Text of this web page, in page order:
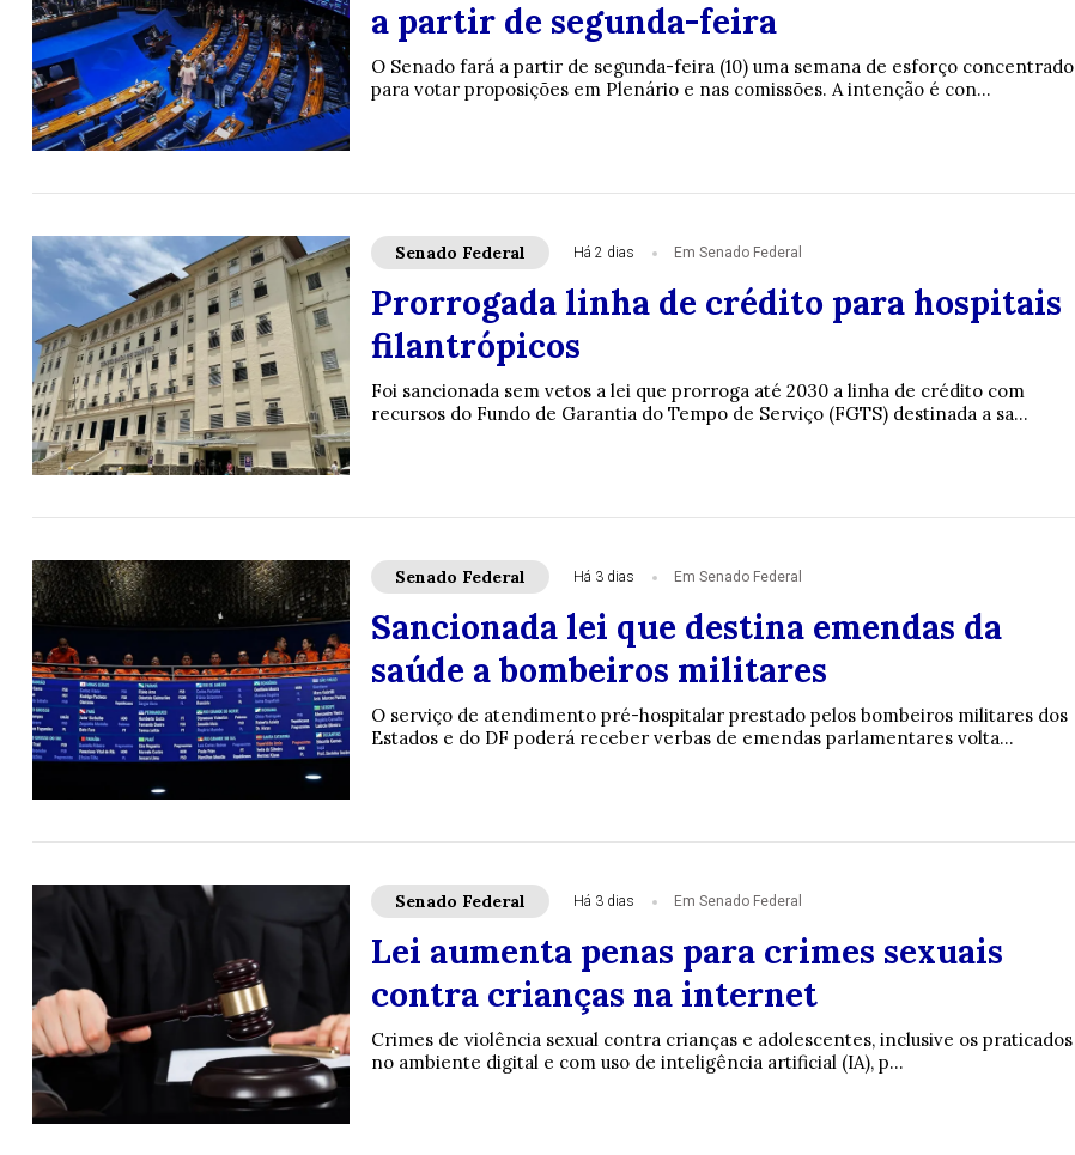
a partir de segunda-feira
O Senado fará a partir de segunda-feira (10) uma semana de esforço concentrado
para votar proposições em Plenário e nas comissões. A intenção é con...
Senado Federal Há 2 dias Em Senado Federal
Prorrogada linha de crédito para hospitais
filantrópicos
Foi sancionada sem vetos a lei que prorroga até 2030 a linha de crédito com
recursos do Fundo de Garantia do Tempo de Serviço (FGTS) destinada a sa...
Senado Federal Há 3 dias Em Senado Federal
Sancionada lei que destina emendas da
saúde a bombeiros militares
O serviço de atendimento pré-hospitalar prestado pelos bombeiros militares dos
Estados e do DF poderá receber verbas de emendas parlamentares volta...
Senado Federal Há 3 dias Em Senado Federal
Lei aumenta penas para crimes sexuais
contra crianças na internet
Crimes de violência sexual contra crianças e adolescentes, inclusive os praticados
no ambiente digital e com uso de inteligência artificial (IA), p...